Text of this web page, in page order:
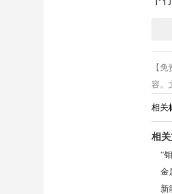
产
强
需
【
容。
相关
相
金
新